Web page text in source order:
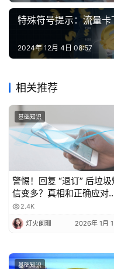
特殊符号提示：流量
2024年 12月 4日 08:57
相关推荐
基础知识
警惕！回复 “退订” 后垃圾
信变多？真相和正确应对
法都在这
2.4K
灯火阑珊 2026年 1月
基础知识